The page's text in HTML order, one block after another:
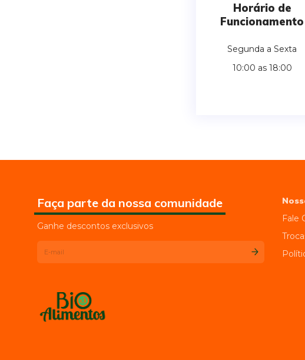
Horário de
Funcionamento
Segunda a Sexta
10:00 as 18:00
Faça parte da nossa comunidade
Ganhe descontos exclusivos
Fale